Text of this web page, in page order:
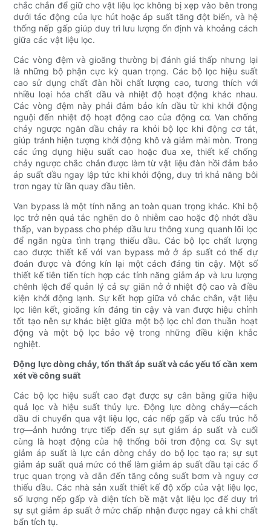
chắc chắn để giữ cho vật liệu lọc không bị xẹp vào bên trong
dưới tác động của lực hút hoặc áp suất tăng đột biến, và hệ
thống nếp gấp giúp duy trì lưu lượng ổn định và khoảng cách
giữa các vật liệu lọc.
Các vòng đệm và gioăng thường bị đánh giá thấp nhưng lại
là những bộ phận cực kỳ quan trọng. Các bộ lọc hiệu suất
cao sử dụng chất đàn hồi chất lượng cao, tương thích với
nhiều loại hóa chất dầu và nhiệt độ hoạt động khác nhau.
Các vòng đệm này phải đảm bảo kín dầu từ khi khởi động
nguội đến nhiệt độ hoạt động cao của động cơ. Van chống
chảy ngược ngăn dầu chảy ra khỏi bộ lọc khi động cơ tắt,
giúp tránh hiện tượng khởi động khô và giảm mài mòn. Trong
các ứng dụng hiệu suất cao hoặc đua xe, thiết kế chống
chảy ngược chắc chắn được làm từ vật liệu đàn hồi đảm bảo
áp suất dầu ngay lập tức khi khởi động, duy trì khả năng bôi
trơn ngay từ lần quay đầu tiên.
Van bypass là một tính năng an toàn quan trọng khác. Khi bộ
lọc trở nên quá tắc nghẽn do ô nhiễm cao hoặc độ nhớt dầu
thấp, van bypass cho phép dầu lưu thông xung quanh lõi lọc
để ngăn ngừa tình trạng thiếu dầu. Các bộ lọc chất lượng
cao được thiết kế với van bypass mở ở áp suất có thể dự
đoán được và đóng kín lại một cách đáng tin cậy. Một số
thiết kế tiên tiến tích hợp các tính năng giảm áp và lưu lượng
chênh lệch để quản lý cả sự giãn nở ở nhiệt độ cao và điều
kiện khởi động lạnh. Sự kết hợp giữa vỏ chắc chắn, vật liệu
lọc liên kết, gioăng kín đáng tin cậy và van được hiệu chỉnh
tốt tạo nên sự khác biệt giữa một bộ lọc chỉ đơn thuần hoạt
động và một bộ lọc bảo vệ trong những điều kiện khắc
nghiệt.
Động lực dòng chảy, tổn thất áp suất và các yếu tố cần xem
xét về công suất
Các bộ lọc hiệu suất cao đạt được sự cân bằng giữa hiệu
quả lọc và hiệu suất thủy lực. Động lực dòng chảy—cách
dầu di chuyển qua vật liệu lọc, các nếp gấp và cấu trúc hỗ
trợ—ảnh hưởng trực tiếp đến sự sụt giảm áp suất và cuối
cùng là hoạt động của hệ thống bôi trơn động cơ. Sự sụt
giảm áp suất là lực cản dòng chảy do bộ lọc tạo ra; sự sụt
giảm áp suất quá mức có thể làm giảm áp suất dầu tại các ổ
trục quan trọng và dẫn đến tăng công suất bơm và nguy cơ
thiếu dầu. Các nhà sản xuất thiết kế độ xốp của vật liệu lọc,
số lượng nếp gấp và diện tích bề mặt vật liệu lọc để duy trì
sự sụt giảm áp suất ở mức chấp nhận được ngay cả khi chất
bẩn tích tụ.